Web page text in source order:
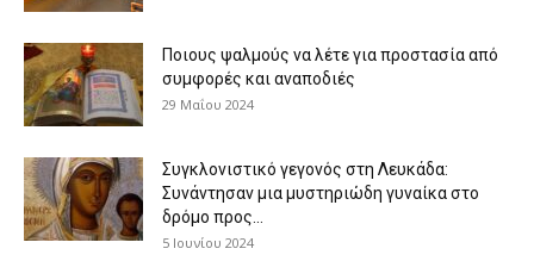
Ποιους ψαλμούς να λέτε για προστασία από
συμφορές και αναποδιές
29 Μαΐου 2024
Συγκλονιστικό γεγονός στη Λευκάδα:
Συνάντησαν μια μυστηριώδη γυναίκα στο
δρόμο προς...
5 Ιουνίου 2024